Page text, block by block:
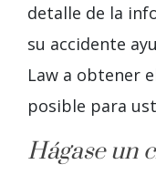
detalle de la
su accidente
Law a obtener
posible para
Hágase un